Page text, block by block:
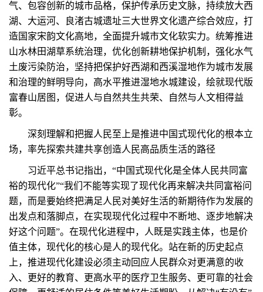
气、包容创新的城市品格，保护传承历史文脉，持续放大西
湖、大运河、良渚古城遗址三大世界文化遗产综合效应，打
造国家宋韵文化高地，全面提升城市文化软实力。统筹推进
山水林田湖草系统治理，优化创新耕地保护机制，强化水气
土废污染防治，坚持把保护好西湖和西溪湿地作为城市发展
和治理的鲜明导向，高水平推进湿地水城建设，绘就现代版
富春山居图，促进人与自然共生共荣、自然与人文相得益
彰。
深刻理解和把握人民至上是推进中国式现代化的根本立
场，率先探索共建共享创造人民高品质生活的路径
习近平总书记指出，“中国式现代化是全体人民共同富
裕的现代化”“我们不能等实现了现代化再来解决共同富裕问
题，而是要始终把满足人民对美好生活的新期待作为发展的
出发点和落脚点，在实现现代化过程中不断地、逐步地解决
好这个问题”。在现代化进程中，人既是实践主体，也是价
值主体，现代化的核心是人的现代化。站在新的历史起点
上，推进现代化建设必须主动回应人民群众对更满意的收
入、更好的教育、更高水平的医疗卫生服务、更可靠的社会